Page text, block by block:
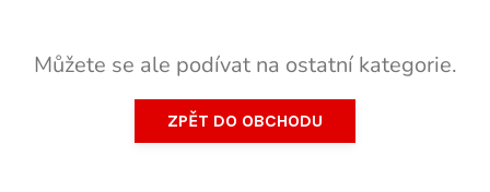
Můžete se ale podívat na ostatní kategorie.
ZPĚT DO OBCHODU